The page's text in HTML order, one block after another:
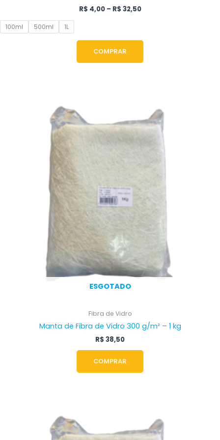
R$ 4,00 – R$ 32,50
100ml 500ml 1L
COMPRAR
ESGOTADO
Fibra de Vidro
Manta de Fibra de Vidro 300 g/m² – 1 kg
R$ 38,50
COMPRAR